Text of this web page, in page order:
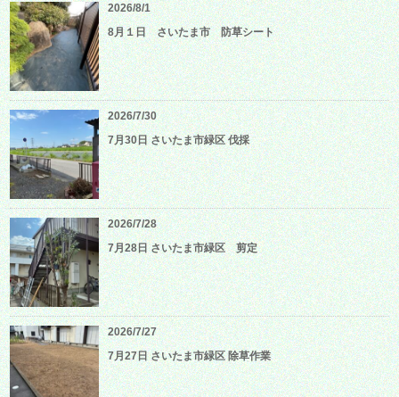
2026/8/1
8月１日 さいたま市 防草シート
2026/7/30
7月30日 さいたま市緑区 伐採
2026/7/28
7月28日 さいたま市緑区 剪定
2026/7/27
7月27日 さいたま市緑区 除草作業